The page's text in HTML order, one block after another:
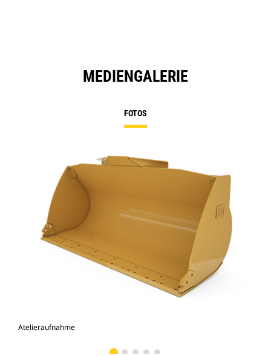
MEDIENGALERIE
FOTOS
Atelieraufnahme